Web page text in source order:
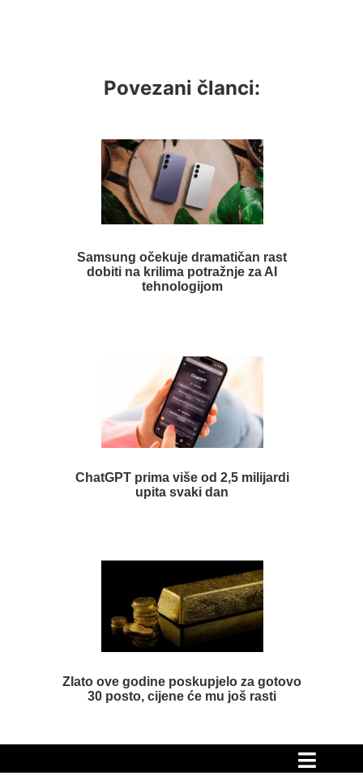
Povezani članci:
Samsung očekuje dramatičan rast
dobiti na krilima potražnje za AI
tehnologijom
ChatGPT prima više od 2,5 milijardi
upita svaki dan
Zlato ove godine poskupjelo za gotovo
30 posto, cijene će mu još rasti